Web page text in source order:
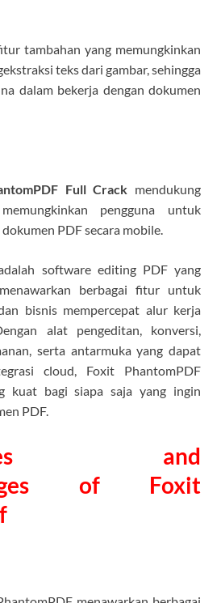
tambahan yang memungkinkan
teks dari gambar, sehingga
dalam bekerja dengan dokumen
Full Crack mendukung
pengguna untuk
PDF secara mobile.
software editing PDF yang
berbagai fitur untuk
bisnis mempercepat alur kerja
alat pengeditan, konversi,
serta antarmuka yang dapat
cloud, Foxit PhantomPDF
kuat bagi siapa saja yang ingin
PDF.
and
of Foxit